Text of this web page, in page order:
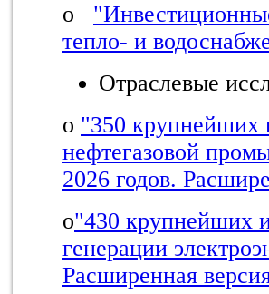
o
тепло- и
Отраслевые
o "350 крупнейших
нефтегазовой
2026 годов.
o"430 крупнейших
генерации
Расширенная